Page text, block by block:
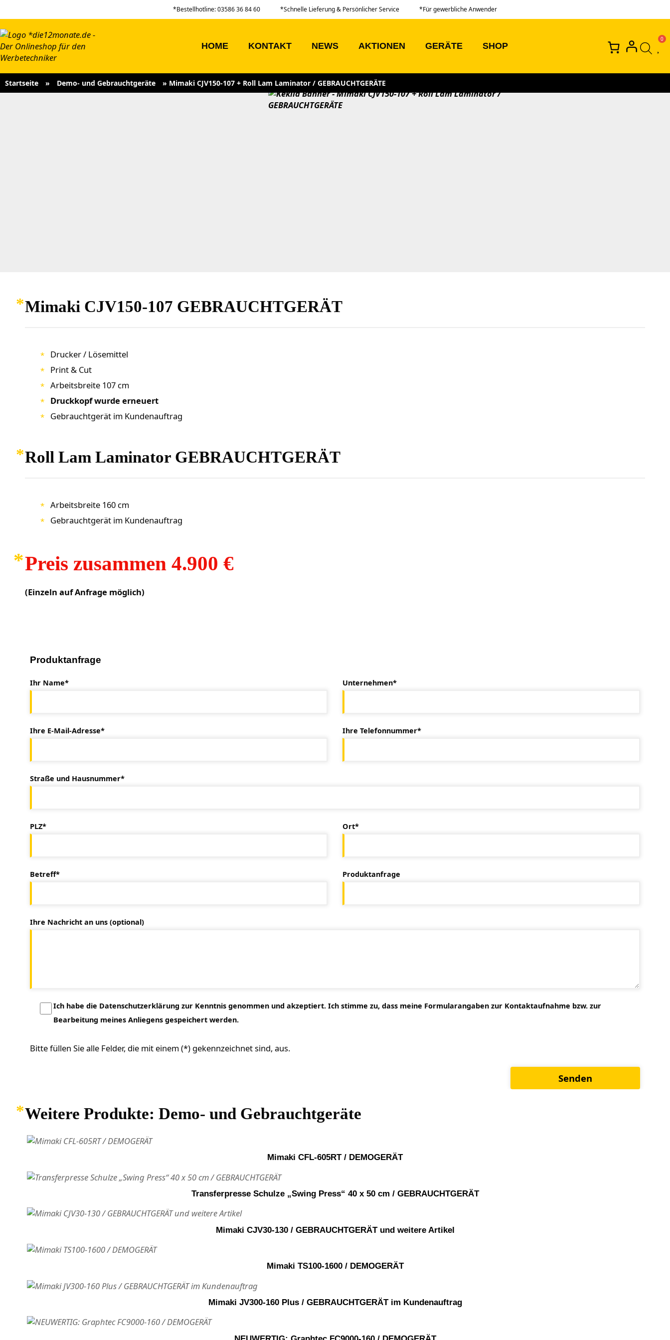
*Bestellhotline: 03586 36 84 60 *Schnelle Lieferung & Persönlicher Service *Für gewerbliche Anwender
HOME KONTAKT NEWS AKTIONEN GERÄTE SHOP
Startseite » Demo- und Gebrauchtgeräte » Mimaki CJV150-107 + Roll Lam Laminator / GEBRAUCHTGERÄTE
Mimaki CJV150-107 GEBRAUCHTGERÄT
Drucker / Lösemittel
Print & Cut
Arbeitsbreite 107 cm
Druckkopf wurde erneuert
Gebrauchtgerät im Kundenauftrag
Roll Lam Laminator GEBRAUCHTGERÄT
Arbeitsbreite 160 cm
Gebrauchtgerät im Kundenauftrag
Preis zusammen 4.900 €
(Einzeln auf Anfrage möglich)
Produktanfrage
Ihr Name* Unternehmen*
Ihre E-Mail-Adresse* Ihre Telefonnummer*
Straße und Hausnummer*
PLZ* Ort*
Betreff* Produktanfrage
Ihre Nachricht an uns (optional)
Ich habe die Datenschutzerklärung zur Kenntnis genommen und akzeptiert. Ich stimme zu, dass meine Formularangaben zur Kontaktaufnahme bzw. zur
Bearbeitung meines Anliegens gespeichert werden.
Bitte füllen Sie alle Felder, die mit einem (*) gekennzeichnet sind, aus.
Weitere Produkte: Demo- und Gebrauchtgeräte
Mimaki CFL-605RT / DEMOGERÄT
Transferpresse Schulze „Swing Press“ 40 x 50 cm / GEBRAUCHTGERÄT
Mimaki CJV30-130 / GEBRAUCHTGERÄT und weitere Artikel
Mimaki TS100-1600 / DEMOGERÄT
Mimaki JV300-160 Plus / GEBRAUCHTGERÄT im Kundenauftrag